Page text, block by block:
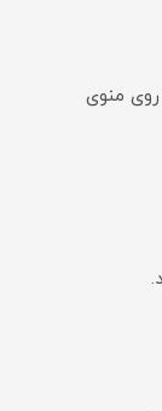
روی منوی